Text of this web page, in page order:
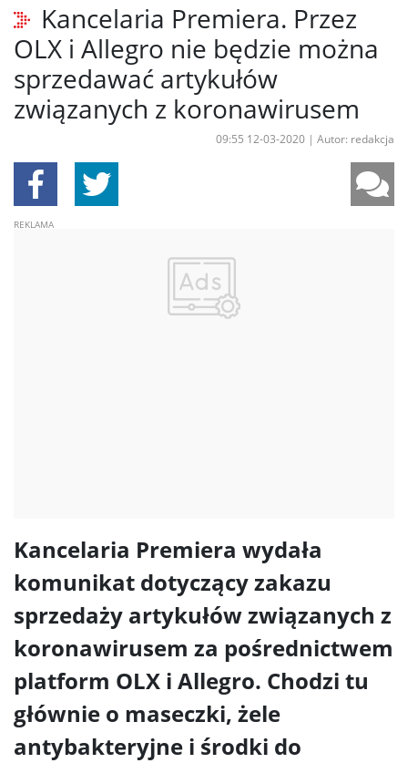
Kancelaria Premiera. Przez
OLX i Allegro nie będzie można
sprzedawać artykułów
związanych z koronawirusem
09:55 12-03-2020 | Autor: redakcja
Kancelaria Premiera wydała
komunikat dotyczący zakazu
sprzedaży artykułów związanych z
koronawirusem za pośrednictwem
platform OLX i Allegro. Chodzi tu
głównie o maseczki, żele
antybakteryjne i środki do